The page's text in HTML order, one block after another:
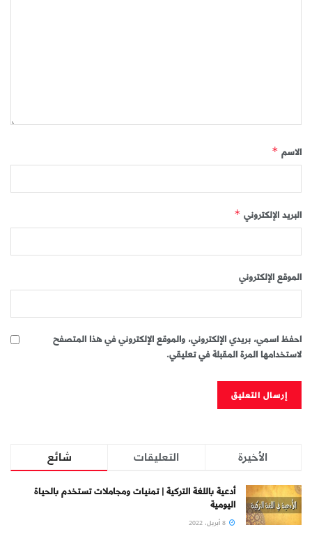
الاسم *
البريد الإلكتروني *
الموقع الإلكتروني
احفظ اسمي، بريدي الإلكتروني، والموقع الإلكتروني في هذا المتصفح
لاستخدامها المرة المقبلة في تعليقي.
شائع التعليقات الأخيرة
أدعية باللغة التركية | تمنيات ومجاملات تستخدم بالحياة
اليومية